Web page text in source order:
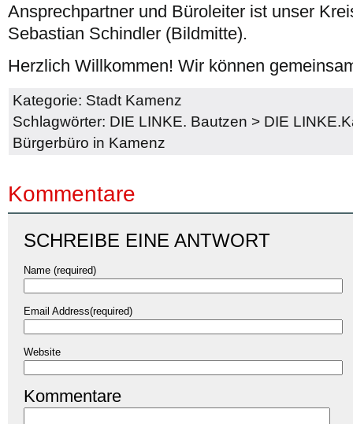
Ansprechpartner und Büroleiter ist unser
Sebastian Schindler (Bildmitte).
Herzlich Willkommen! Wir können
Kategorie: Stadt Kamenz
Schlagwörter: DIE LINKE. Bautzen > DIE
Bürgerbüro in Kamenz
Kommentare
SCHREIBE EINE ANTWORT
Name (required)
Email Address(required)
Website
Kommentare